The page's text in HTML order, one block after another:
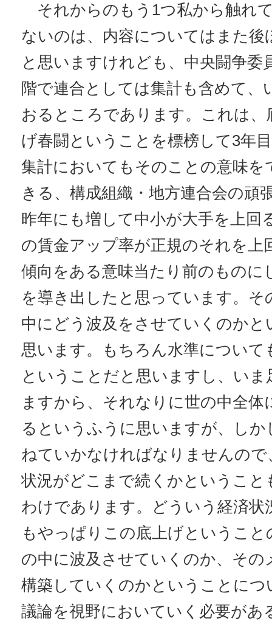
それからのもう1つ私から触れ
ないのは、内容についてはまた後
と思いますけれども、中央闘争委
階で連合としては集計も含めて、
おるところであります。これは、
げ春闘ということを標榜して3年
集計においてもそのことの意味を
きる、構成組織・地方連合会の頑
昨年にも増して中小が大手を上回
の賃金アップ率が正規のそれを上
傾向をある意味当たり前のものに
を導き出したと思っています。そ
中にどう波及をさせていくのかと
思います。もちろん水準について
ということだと思いますし、いま
ますから、それなりに世の中全体
るというふうに思いますが、し
ねていかなければなりませんので
状況がどこまで続くかということ
わけであります。どういう経済状
もやっぱりこの底上げというこ
の中に波及させていくのか、その
構築していくのかということにつ
議論を視野においていく必要があ